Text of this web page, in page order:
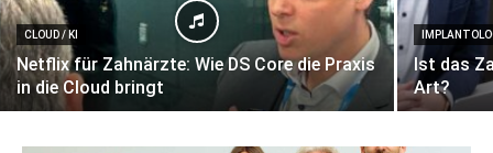
CLOUD / KI
Netflix für Zahnärzte: Wie DS Core die Praxis
in die Cloud bringt
Ist das
Art?